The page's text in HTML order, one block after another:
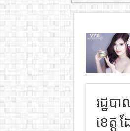
រដ្ឋប
ខេត្ត